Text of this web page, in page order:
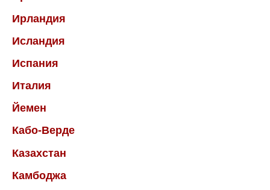
Ирландия
Исландия
Испания
Италия
Йемен
Кабо-Верде
Казахстан
Камбоджа